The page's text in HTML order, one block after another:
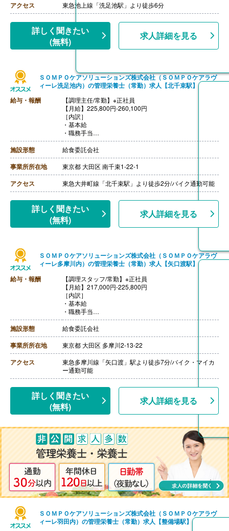
アクセス 東急池上線「洗足池駅」より徒歩6分
詳しく聞きたい
(無料)
求人詳細を見る
ＳＯＭＰＯケアソリューションズ株式会社（ＳＯＭＰＯケアラヴ
ィーレ洗足池内）の管理栄養士（常勤）求人【北千束駅】
給与・報酬
【調理主任/常勤】※正社員
【月給】225,800円-260,100円
［内訳］
・基本給
・職務手当
・働きがい向上手当 10,000円
［その他手当］
・時間外手当（超過1分から支給）
・精皆勤手当 6,000円（規定あり）
【賞与】年2回（計2.08ヶ月分）※前年度実績
【通勤手当】あり（上限50,000円/月）
【昇給】あり
施設形態 給食委託会社
事業所所在地 東京都 大田区 南千束1-22-1
アクセス 東急大井町線「北千束駅」より徒歩2分/バイク通勤可能
詳しく聞きたい
(無料)
求人詳細を見る
ＳＯＭＰＯケアソリューションズ株式会社（ＳＯＭＰＯケアラヴ
ィーレ多摩川内）の管理栄養士（常勤）求人【矢口渡駅】
給与・報酬
【調理スタッフ/常勤】※正社員
【月給】217,000円-225,800円
［内訳］
・基本給
・職務手当
・働きがい向上手当 10,000円
［その他手当］
・時間外手当（超過1分から支給）
・精皆勤手当 6,000円（規定あり）
【賞与】年2回（計2.08ヶ月分）※前年度実績
【通勤手当】あり（上限50,000円/月）
【昇給】あり
【退職金】あり※勤続3年以上
【月給】225,800円-260,100円
［内訳］
・基本給
・職務手当
・働きがい向上手当 10,000円
［その他手当］
・時間外手当（超過1分から支給）
・精皆勤手当 6,000円（規定あり）
【賞与】年2回（計2.08ヶ月分）※前年度実績
【通勤手当】あり（上限50,000円/月）
【昇給】あり
【退職金】あり※勤続3年以上
施設形態 給食委託会社
事業所所在地 東京都 大田区 多摩川2-13-22
アクセス
東急多摩川線「矢口渡」駅より徒歩7分/バイク・マイカ
ー通勤可能
詳しく聞きたい
(無料)
求人詳細を見る
ＳＯＭＰＯケアソリューションズ株式会社（ＳＯＭＰＯケアラヴ
ィーレ羽田内）の管理栄養士（常勤）求人【整備場駅】